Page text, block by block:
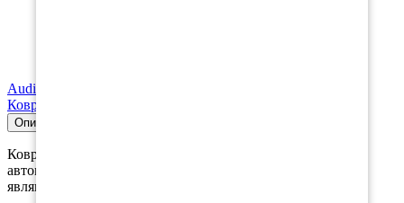
Audi
Коврик в багажник Audi A3 8V хэтчбек 2012-н.в. хэтчбек
Описание
Коврики EVA "макси 3D" предназначены специально для
автомобиля
являются универсальными.